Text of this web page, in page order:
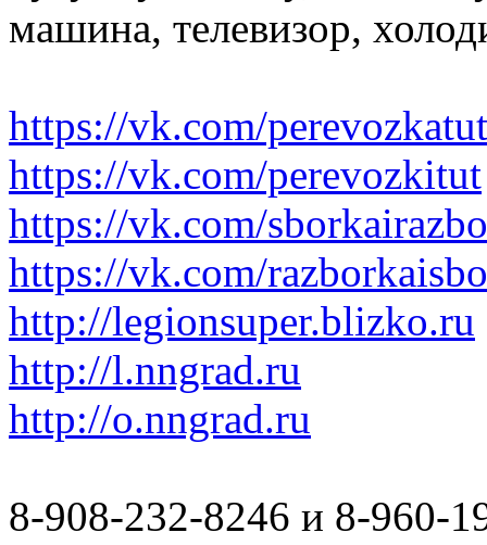
машина, телевизор,
https://vk.com/perevozkatut
https://vk.com/perevozkitut
https://vk.com/
https://vk.com/
http://legionsuper.blizko.ru
http://l.nngrad.ru
http://o.nngrad.ru
8-908-232-8246 и 8-960-